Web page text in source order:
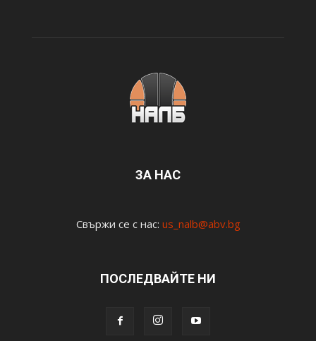
ЗА НАС
Свържи се с нас: us_nalb@abv.bg
ПОСЛЕДВАЙТЕ НИ